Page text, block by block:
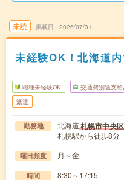
未読 掲載日 2026/07/31
未経験OK！北海道
職種未経験OK 交通費別途支給
派遣
勤務地 北海道札幌市中央区
札幌駅から徒歩8分
曜日頻度 月～金
時間 8:30～17:15